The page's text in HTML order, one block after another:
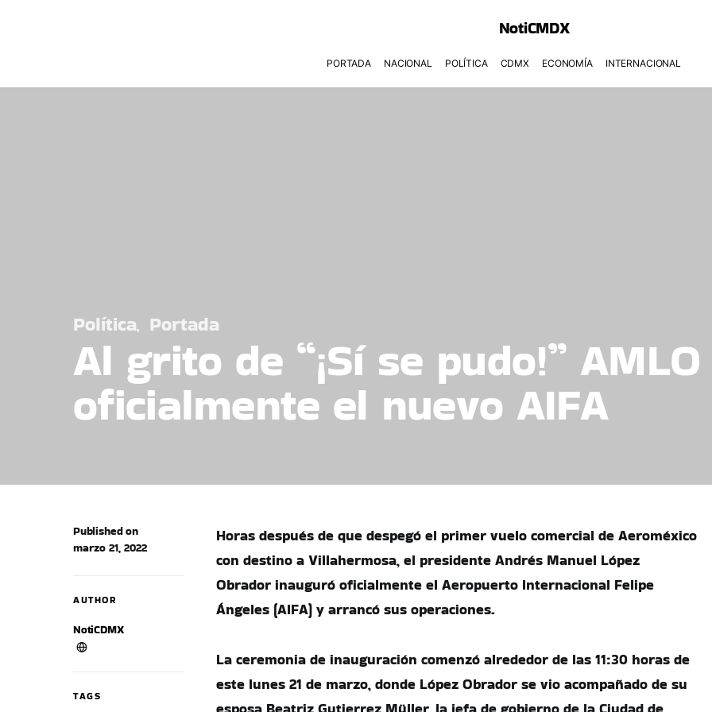
NotiCMDX
PORTADA NACIONAL POLÍTICA CDMX ECONOMÍA INTERNACIONAL
Política Portada
Al grito de “¡Sí se pudo!”
oficialmente el nuevo AIFA
Published on
marzo 21, 2022
AUTHOR
NotiCDMX
TAGS
Horas después de que despegó el primer vuelo comercial de Aeroméxico
con destino a Villahermosa, el presidente Andrés Manuel López
Obrador inauguró oficialmente el Aeropuerto Internacional Felipe
Ángeles (AIFA) y arrancó sus operaciones.
La ceremonia de inauguración comenzó alrededor de las 11:30 horas de
este lunes 21 de marzo, donde López Obrador se vio acompañado de su